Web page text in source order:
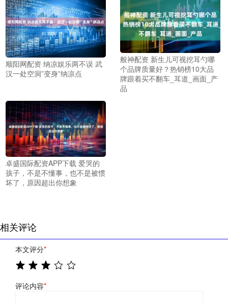
顺阳网配资 纳凉娱乐两不误 武
汉一处空洞”变身”纳凉点
般神配资 新生儿可视挖耳勺哪
个品牌质量好？热销榜10大品
牌跟着买不翻车_耳道_画面_产
品
卓盛国际配资APP下载 爱哭的
孩子，不是不懂事，也不是被惯
坏了，原因超出你想象
相关评论
本文评分*
评论内容*